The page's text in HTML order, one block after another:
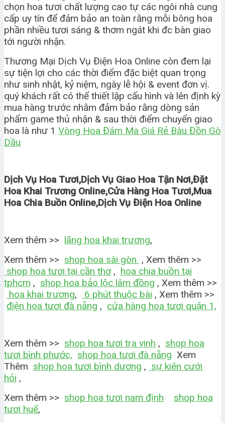
chọn hoa tươi chất lượng cao tự các ngôi nhà cung
cấp uy tín để đảm bảo an toàn rằng mỗi bông hoa
phần nhiều tươi sáng & thơm ngát khi đc bàn giao
tới người nhận.
Thương Mại Dịch Vụ Điện Hoa Online còn đem lại
sự tiện lợi cho các thời điểm đặc biệt quan trọng
như sinh nhật, kỷ niệm, ngày lễ hội & event đơn vị.
quý khách rất có thể thiết lập cấu hình và lên định kỳ
mua hàng trước nhằm đảm bảo rằng dòng sản
phẩm game thủ nhận & sau thời điểm chuyển giao
hoa là như 1 Vòng Hoa Đám Ma Giá Rẻ Bàu Đồn Gò
Dầu
Dịch Vụ Hoa Tươi,Dịch Vụ Giao Hoa Tận Nơi,Đặt
Hoa Khai Trương Online,Cửa Hàng Hoa Tươi,Mua
Hoa Chia Buồn Online,Dịch Vụ Điện Hoa Online
Xem thêm >> lãng hoa khai trương,
Xem thêm >> shop hoa sài gòn , Xem thêm >>
shop hoa tươi tại cần thơ, hoa chia buồn tại
tphcm , shop hoa bảo lộc lâm đồng , Xem thêm >>
hoa khai trương, 6 phút thuộc bài , Xem thêm >>
điện hoa tươi đà nẵng , cửa hàng hoa tươi quận 1,
Xem thêm >> shop hoa tươi tra vinh , shop hoa
tươi bình phước, shop hoa tươi đà nẵng Xem
Thêm shop hoa tươi bình dương , sự kiên cưới
hỏi ,
Xem thêm >> shop hoa tươi nam định
shop hoa
tươi huế,